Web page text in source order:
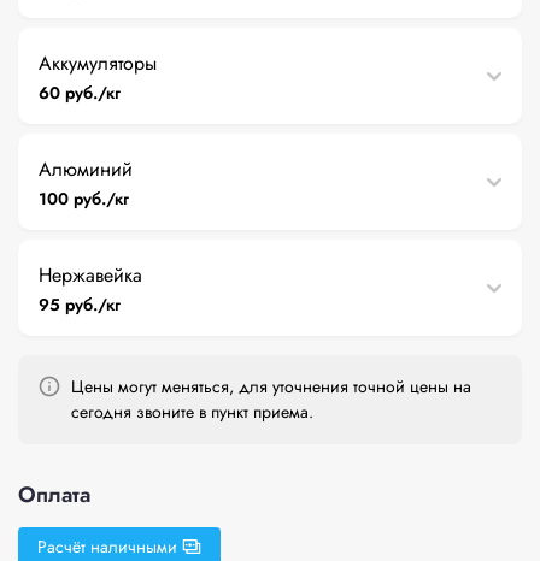
Аккумуляторы
60 руб./кг
Алюминий
100 руб./кг
Нержавейка
95 руб./кг
Цены могут меняться, для уточнения точной цены на
сегодня звоните в пункт приема.
Оплата
Расчёт наличными